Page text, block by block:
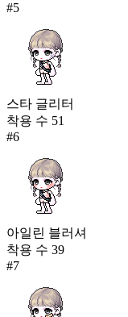
#5
스타 글리터
착용 수 51
#6
아일린 블러셔
착용 수 39
#7